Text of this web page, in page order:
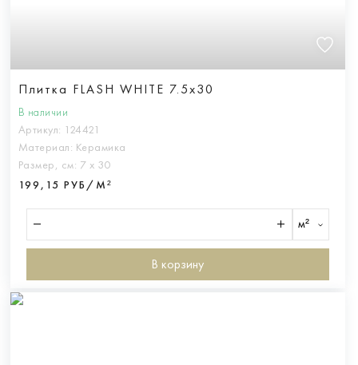
Плитка FLASH WHITE 7.5x30
В наличии
Артикул: 124421
Материал: Керамика
Размер, см: 7 х 30
199,15 РУБ/М²
м²
В корзину